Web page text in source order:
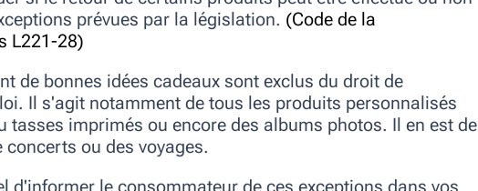
prévues par la législation. (Code de la
L221-28)
de bonnes idées cadeaux sont exclus du droit de
Il s'agit notamment de tous les produits personnalisés
tasses imprimés ou encore des albums photos. Il en est de
ou des voyages.
d'informer le consommateur de ces exceptions dans vos